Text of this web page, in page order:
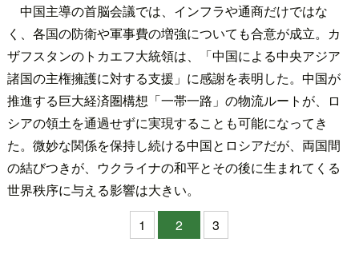
中国主導の首脳会議では、インフラや通商だけではな
く、各国の防衛や軍事費の増強についても合意が成立。カ
ザフスタンのトカエフ大統領は、「中国による中央アジア
諸国の主権擁護に対する支援」に感謝を表明した。中国が
推進する巨大経済圏構想「一帯一路」の物流ルートが、ロ
シアの領土を通過せずに実現することも可能になってき
た。微妙な関係を保持し続ける中国とロシアだが、両国間
の結びつきが、ウクライナの和平とその後に生まれてくる
世界秩序に与える影響は大きい。
1
2 3